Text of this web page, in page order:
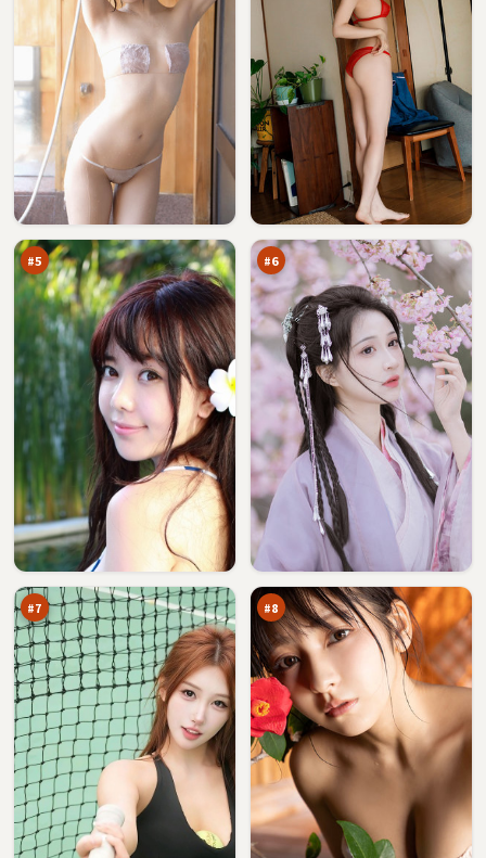
#5
远
海
法
则
92
万
#6
金
岸
家
90
万
#7
焚
城
之
城
90
万
#8
断
判万